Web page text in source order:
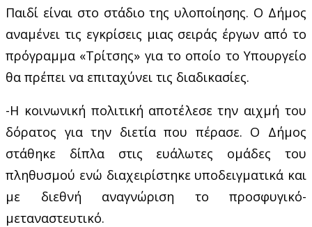
Παιδί είναι στο στάδιο της υλοποίησης. Ο Δήμος
αναμένει τις εγκρίσεις μιας σειράς έργων από το
πρόγραμμα «Τρίτσης» για το οποίο το Υπουργείο
θα πρέπει να επιταχύνει τις διαδικασίες.
-Η κοινωνική πολιτική αποτέλεσε την αιχμή του
δόρατος για την διετία που πέρασε. Ο Δήμος
στάθηκε δίπλα στις ευάλωτες ομάδες του
πληθυσμού ενώ διαχειρίστηκε υποδειγματικά και
με διεθνή αναγνώριση το προσφυγικό-
μεταναστευτικό.